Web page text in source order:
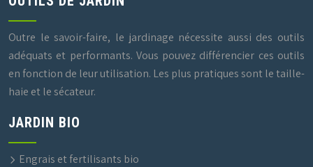
Outre le savoir-faire, le jardinage nécessite aussi des outils
adéquats et performants. Vous pouvez différencier ces outils
en fonction de leur utilisation. Les plus pratiques sont le taille-
haie et le sécateur.
JARDIN BIO
Engrais et fertilisants bio